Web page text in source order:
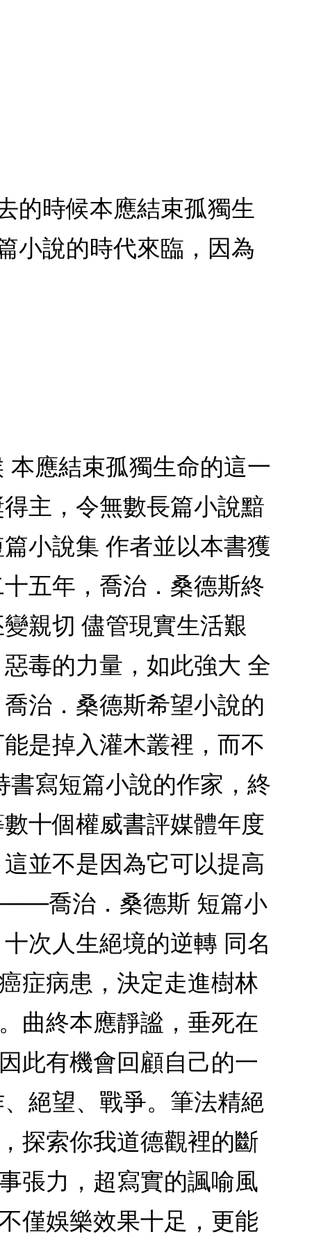
的時候本應結束孤獨生
小說的時代來臨，因為
本應結束孤獨生命的這一
主，令無數長篇小說黯
小說集 作者並以本書獲
五年，喬治．桑德斯終
親切 儘管現實生活艱
毒的力量，如此強大 全
治．桑德斯希望小說的
是掉入灌木叢裡，而不
書寫短篇小說的作家，終
十個權威書評媒體年度
並不是因為它可以提高
喬治．桑德斯 短篇小
次人生絕境的逆轉 同名
症病患，決定走進樹林
曲終本應靜謐，垂死在
此有機會回顧自己的一
絕望、戰爭。筆法精絕
探索你我道德觀裡的斷
張力，超寫實的諷喻風
僅娛樂效果十足，更能